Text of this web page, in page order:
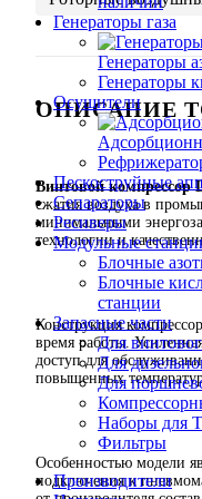
Генераторы газа
Генераторы
Генераторы
Осушители
Пескоструйные
Сепараторы
Ресиверы
Модульные
Блочные
Блочные
станции
Запасные части
Для
Для
Для
Наборы для
Фильтры
Производители
ОПИСАНИЕ
Винтовой
сжатия воздуха в
минимальными
технологии и
Конструкция
время работы.
доступ для
повышенных
Особенностью модели
подключения к